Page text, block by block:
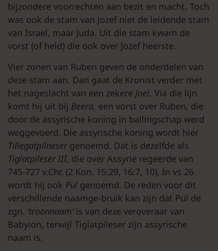
bijzondere voorrechten aan bezit en macht. Toch
was ook de stam van Jozef niet de leidende stam
van Israel, maar Juda. Uit die stam kwam de
vorst (of held) die ook over Jozef heerste.
Vier zonen van Ruben geven de onderdelen van
deze stam aan. Dan gaat de Kronist verder met
het nageslacht van een zekere Joel. Via die lijn
komt hij uit bij Beera, een vorst over Ruben, die
door de assyrische koning in ballingschap werd
weggevoerd. Die assyrische koning wordt hier
Tillegatpilneser genoemd. Dat is dezelfde als
Tiglatpileser III, die over Assyrië regeerde van
745-727 v.Chr. (2 Kon. 15:29, 16:7, 10). In vs 26
wordt hij ook Pul genoemd. De reden voor dit
verschillende naamge-bruik kan zijn dat Pul de
zgn. ‘troonnaam’ is van deze veroveraar van
Babyion, terwijl Tiglatpileser zijn assyrische
naam is.